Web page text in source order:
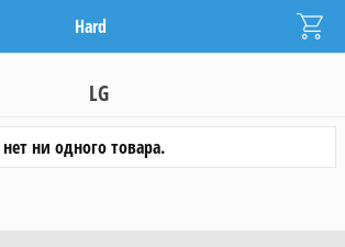
Hard
LG
ни одного товара.